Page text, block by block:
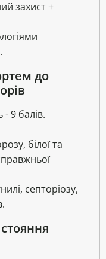
захист +
до
- 9 балів.
білої та
септоріозу,